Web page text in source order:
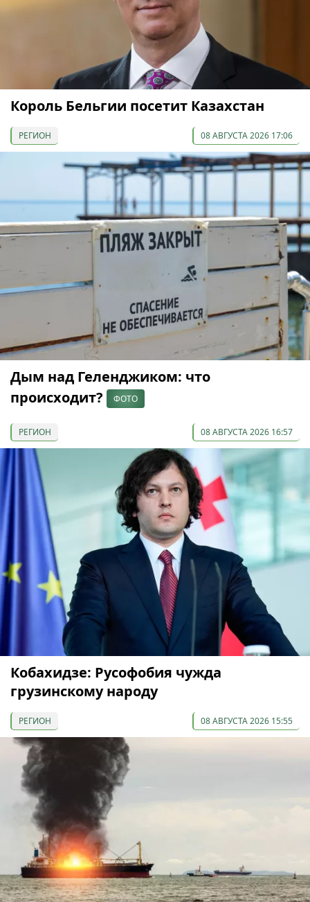
Король Бельгии посетит Казахстан
РЕГИОН 08 АВГУСТА 2026 17:06
Дым над Геленджиком: что
происходит?
ФОТО
РЕГИОН 08 АВГУСТА 2026 16:57
Кобахидзе: Русофобия чужда
грузинскому народу
РЕГИОН 08 АВГУСТА 2026 15:55